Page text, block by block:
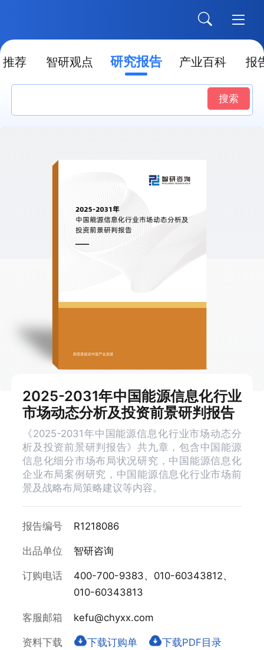
推荐 智研观点 研究报告 产业百科 报
搜索
2025-2031年中国能源信息化行业
市场动态分析及投资前景研判报告
《2025-2031年中国能源信息化行业市场动态分
析及投资前景研判报告》共九章，包含中国能源
信息化细分市场布局状况研究，中国能源信息化
企业布局案例研究，中国能源信息化行业市场前
景及战略布局策略建议等内容。
报告编号 R1218086
出品单位 智研咨询
订购电话
400-700-9383、010-60343812、
010-60343813
客服邮箱 kefu@chyxx.com
资料下载 下载订购单 下载PDF目录